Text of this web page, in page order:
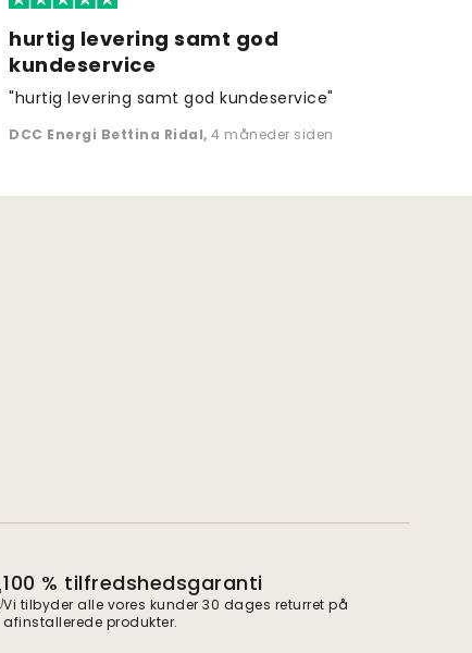
hurtig levering samt god
kundeservice
"hurtig levering samt god kundeservice"
DCC Energi Bettina Ridal, 4 måneder siden
100 % tilfredshedsgaranti
Vi tilbyder alle vores kunder 30 dages returret på
afinstallerede produkter.